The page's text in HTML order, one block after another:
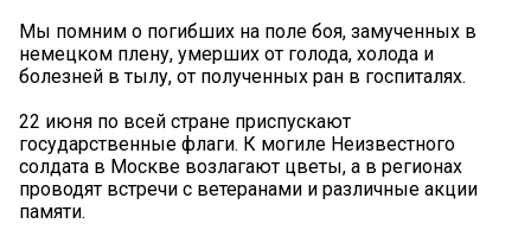
Мы помним о погибших на поле боя, замученных в
немецком плену, умерших от голода, холода и
болезней в тылу, от полученных ран в госпиталях.
22 июня по всей стране приспускают
государственные флаги. К могиле Неизвестного
солдата в Москве возлагают цветы, а в регионах
проводят встречи с ветеранами и различные акции
памяти.